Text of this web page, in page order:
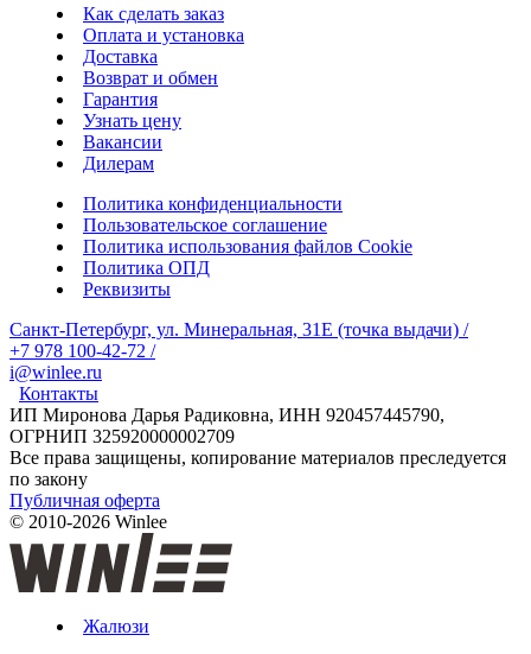
Как сделать заказ
Оплата и установка
Доставка
Возврат и обмен
Гарантия
Узнать цену
Вакансии
Дилерам
Политика конфиденциальности
Пользовательское соглашение
Политика использования файлов Cookie
Политика ОПД
Реквизиты
Санкт-Петербург, ул. Минеральная, 31Е (точка выдачи) /
+7 978 100-42-72 /
i@winlee.ru
Контакты
ИП Миронова Дарья Радиковна, ИНН 920457445790,
ОГРНИП 325920000002709
Все права защищены, копирование материалов преследуется
по закону
Публичная оферта
© 2010-2026 Winlee
Жалюзи